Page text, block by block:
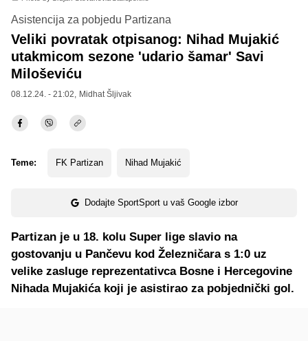
Asistencija za pobjedu Partizana
Veliki povratak otpisanog: Nihad Mujakić
utakmicom sezone 'udario šamar' Savi
Miloševiću
08.12.24. - 21:02, Midhat Šljivak
Teme: FK Partizan Nihad Mujakić
Dodajte SportSport u vaš Google izbor
Partizan je u 18. kolu Super lige slavio na
gostovanju u Pančevu kod Železničara s 1:0 uz
velike zasluge reprezentativca Bosne i Hercegovine
Nihada Mujakića koji je asistirao za pobjednički gol.